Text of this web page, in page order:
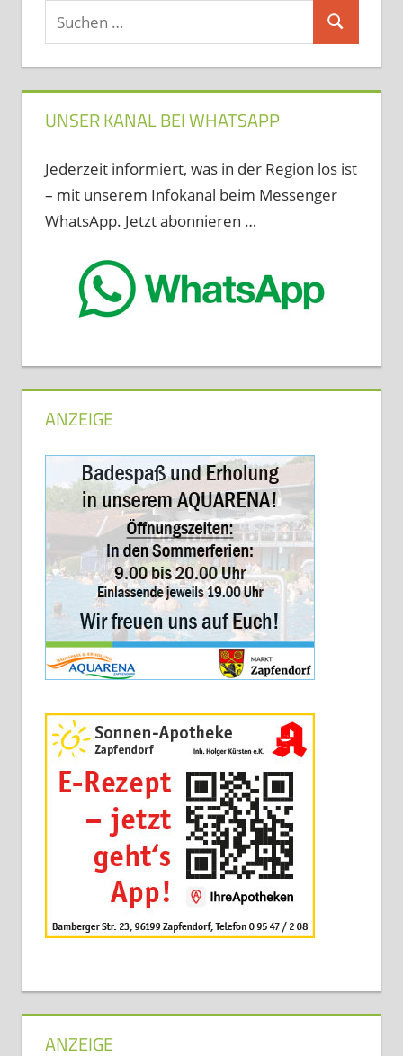
Suchen
nach:
Suchen
UNSER KANAL BEI WHATSAPP
Jederzeit informiert, was in der Region los ist
– mit unserem Infokanal beim Messenger
WhatsApp. Jetzt abonnieren …
ANZEIGE
ANZEIGE